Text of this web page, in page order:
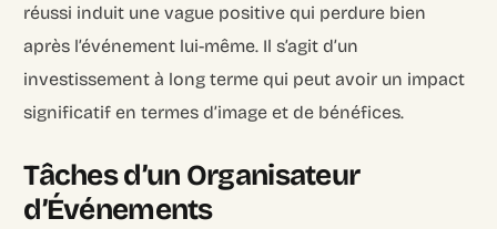
réussi induit une vague positive qui perdure bien
après l’événement lui-même. Il s’agit d’un
investissement à long terme qui peut avoir un impact
significatif en termes d’image et de bénéfices.
Tâches d’un Organisateur
d’Événements